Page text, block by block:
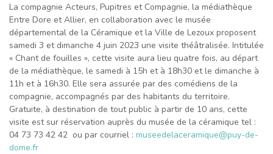
La compagnie Acteurs, Pupitres et Compagnie, la médiathèque
Entre Dore et Allier, en collaboration avec le musée
départemental de la Céramique et la Ville de Lezoux proposent
samedi 3 et dimanche 4 juin 2023 une visite théâtralisée. Intitulée
« Chant de fouilles », cette visite aura lieu quatre fois, au départ
de la médiathèque, le samedi à 15h et à 18h30 et le dimanche à
11h et à 16h30. Elle sera assurée par des comédiens de la
compagnie, accompagnés par des habitants du territoire.
Gratuite, à destination de tout public à partir de 10 ans, cette
visite est sur réservation auprès du musée de la céramique tel :
04 73 73 42 42 ou par courriel : museedelaceramique@puy-de-
dome.fr